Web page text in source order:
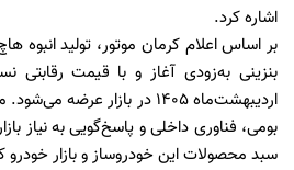
اشاره کرد.
بر اساس اعلام کرمان موتور، تولید انبوه
بنزینی به‌زودی آغاز و با قیمت
اردیبهشت‌ماه 1405 در بازار
بومی، فناوری داخلی و پاسخ‌گویی به نیاز
سبد محصولات این خودروساز و بازار خودرو